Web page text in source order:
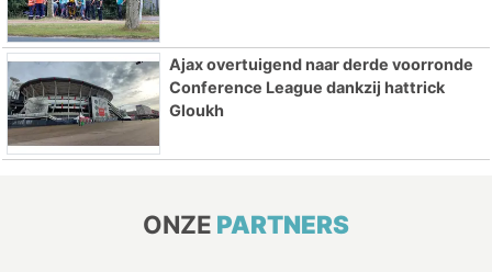
Ajax overtuigend naar derde voorronde
Conference League dankzij hattrick
Gloukh
ONZE PARTNERS